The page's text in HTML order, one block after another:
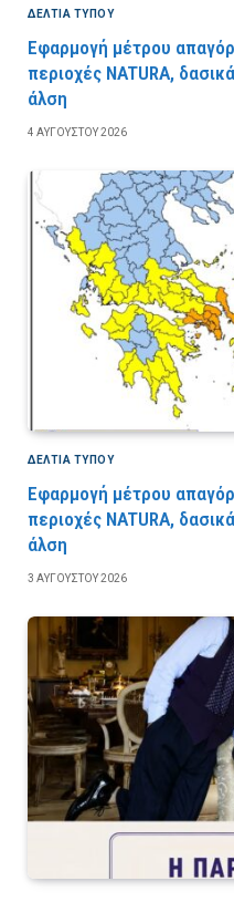
ΔΕΛΤΙΑ ΤΥΠΟΥ
Εφαρμογή μέτρου
περιοχές NATURA,
άλση
4 ΑΥΓΟΎΣΤΟΥ 2026
ΔΕΛΤΙΑ ΤΥΠΟΥ
Εφαρμογή μέτρου
περιοχές NATURA,
άλση
3 ΑΥΓΟΎΣΤΟΥ 2026